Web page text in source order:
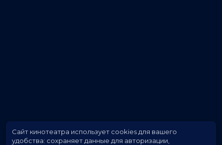
Сайт кинотеатра использует cookies для вашего
удобства: сохраняет данные для авторизации,